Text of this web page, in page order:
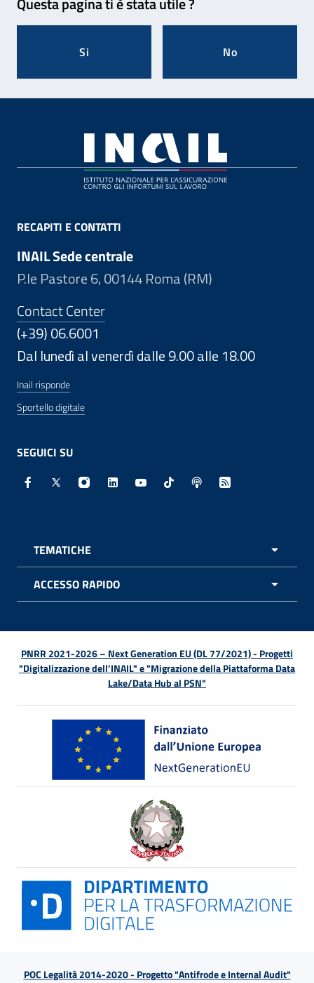
Si No
RECAPITI E CONTATTI
INAIL Sede centrale
P.le Pastore 6, 00144 Roma (RM)
Contact Center
(+39) 06.6001
Dal lunedì al venerdì dalle 9.00 alle 18.00
Inail risponde
Sportello digitale
SEGUICI SU
Facebook - Sito esterno - Apertura in nuova finestra
X - Sito esterno - Apertura in nuova finestra
Instagram - Sito esterno - Apertura in
Linkedin - Sito esterno - Apertura in
Youtube - Sito esterno -
TikTok - Sito esterno -
Spreaker - Sito
Feed RSS -
TEMATICHE
ACCESSO RAPIDO
PNRR 2021-2026 – Next Generation EU (DL 77/2021) - Progetti
"Digitalizzazione dell’INAIL" e "Migrazione della Piattaforma Data
Lake/Data Hub al PSN"
POC Legalità 2014-2020 - Progetto "Antifrode e Internal Audit"